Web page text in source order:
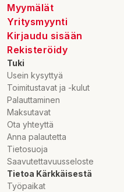
Myymälät
Yritysmyynti
Kirjaudu sisään
Rekisteröidy
Tuki
Usein kysyttyä
Toimitustavat ja -kulut
Palauttaminen
Maksutavat
Ota yhteyttä
Anna palautetta
Tietosuoja
Saavutettavuusseloste
Tietoa Kärkkäisestä
Työpaikat